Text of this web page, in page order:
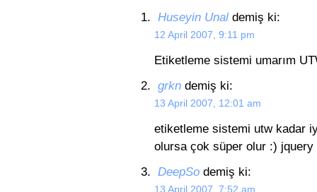
Huseyin Unaldemiş ki:
12 April 2007, 9:11 pm
Etiketleme sistemi umarım
grkndemiş ki:
13 April 2007, 12:01 am
etiketleme sistemi utw kadar
olursa çok süper olur :)
DeepSodemiş ki:
13 April 2007, 7:52 am